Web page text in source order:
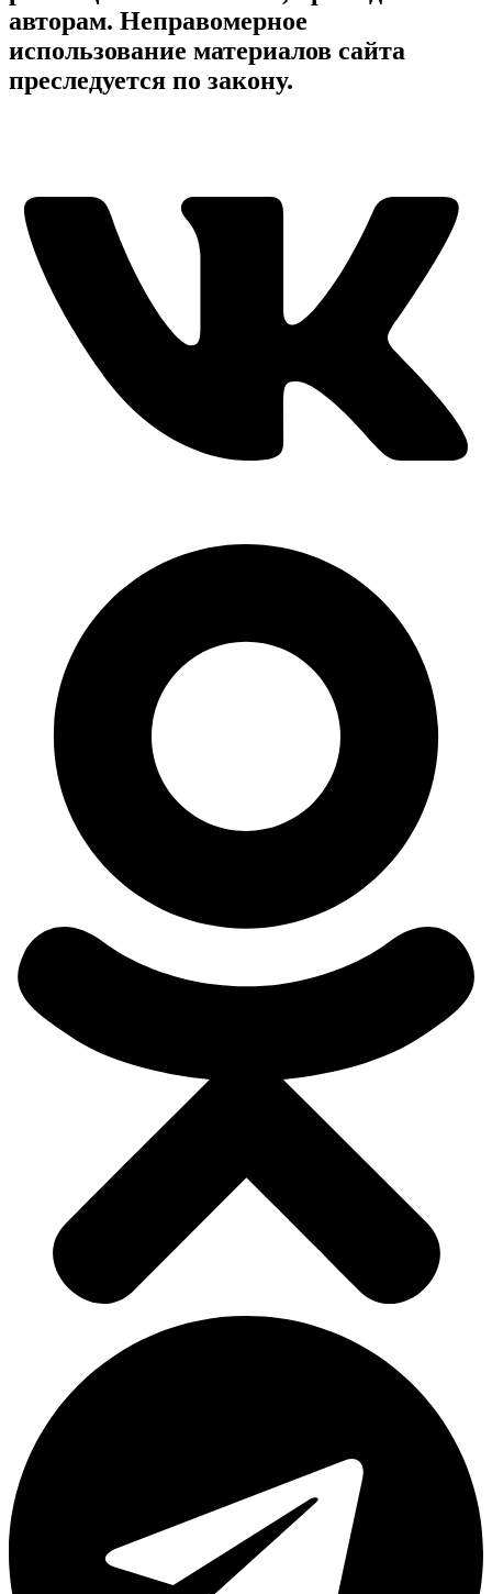
авторам. Неправомерное
использование материалов сайта
преследуется по закону.